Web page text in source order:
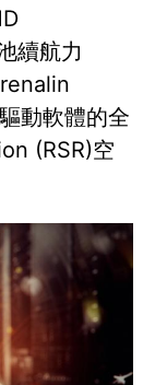
續航力
動軟體的全
(RSR)空